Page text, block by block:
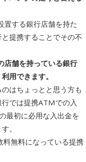
する銀行店舗を持た
提携することでその不
店舗を持っている銀行
用できます。
はちょっとと思う方も
では提携ATMでの入
最初に必用な入出金を
。
無料になっている提携